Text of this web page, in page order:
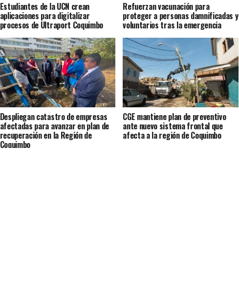
Estudiantes de la UCN crean
aplicaciones para digitalizar
procesos de Ultraport Coquimbo
Refuerzan vacunación para
proteger a personas damnificadas y
voluntarios tras la emergencia
Despliegan catastro de empresas
afectadas para avanzar en plan de
recuperación en la Región de
Coquimbo
CGE mantiene plan de preventivo
ante nuevo sistema frontal que
afecta a la región de Coquimbo